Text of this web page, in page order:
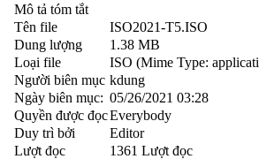
Mô tả tóm tắt
Tên file
ISO2021-T5.ISO
Dung lượng
1.38 MB
Loại file
ISO (Mime Type:
Người biên mục kdung
Ngày biên mục: 05/26/2021 03:28
Quyền được đọcEverybody
Duy trì bởi
Editor
Lượt đọc
1361 Lượt đọc